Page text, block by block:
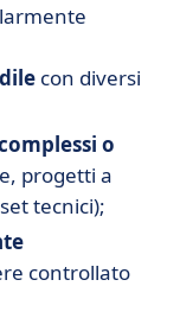
con diversi
o
progetti a
tecnici);
controllato